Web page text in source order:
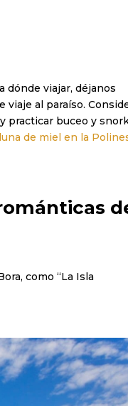
dónde viajar, déjanos
al paraíso.
practicar buceo y
luna de miel en la
como “La Isla